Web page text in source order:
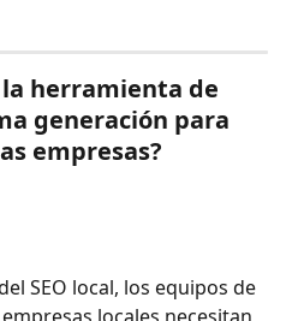
la herramienta de
generación para
empresas?
SEO local, los equipos de